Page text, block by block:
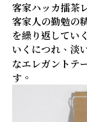
客家ハッカ擂茶
客家人の勤勉の
を繰り返してい
いくにつれ、淡
なエレガントテ
す。